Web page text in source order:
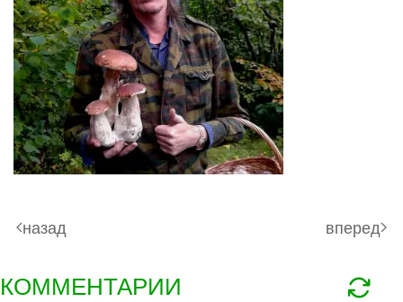
назад вперед
КОММЕНТАРИИ